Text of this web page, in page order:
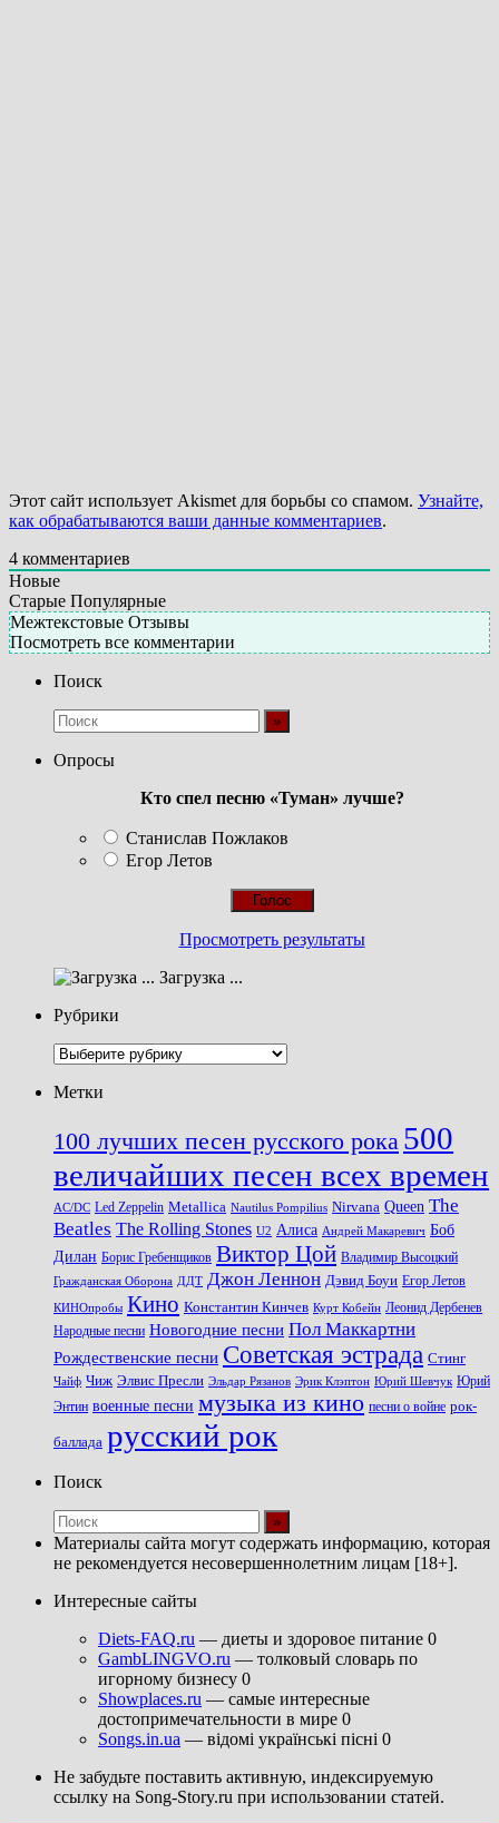
Этот сайт использует Akismet для борьбы со спамом. Узнайте,
как обрабатываются ваши данные комментариев.
4 комментариев
Новые
Старые Популярные
Межтекстовые Отзывы
Посмотреть все комментарии
Поиск
Опросы
Кто спел песню «Туман» лучше?
Станислав Пожлаков
Егор Летов
Просмотреть результаты
Загрузка ...
Рубрики
Рубрики
Метки
100 лучших песен русского рока 500
величайших песен всех времен
AC/DC Led Zeppelin Metallica Nautilus Pompilius Nirvana Queen The
Beatles The Rolling Stones U2 Алиса Андрей Макаревич Боб
Дилан Борис Гребенщиков Виктор Цой Владимир Высоцкий
Гражданская Оборона ДДТ Джон Леннон Дэвид Боуи Егор Летов
КИНОпробы Кино Константин Кинчев Курт Кобейн Леонид Дербенев
Народные песни Новогодние песни Пол Маккартни
Рождественские песни Советская эстрада Стинг
Чайф Чиж Элвис Пресли Эльдар Рязанов Эрик Клэптон Юрий Шевчук Юрий
Энтин военные песни музыка из кино песни о войне рок-
баллада русский рок
Поиск
Материалы сайта могут содержать информацию, которая
не рекомендуется несовершеннолетним лицам [18+].
Интересные сайты
Diets-FAQ.ru — диеты и здоровое питание 0
GambLINGVO.ru — толковый словарь по
игорному бизнесу 0
Showplaces.ru — самые интересные
достопримечательности в мире 0
Songs.in.ua — відомі українські пісні 0
Не забудьте поставить активную, индексируемую
ссылку на Song-Story.ru при использовании статей.